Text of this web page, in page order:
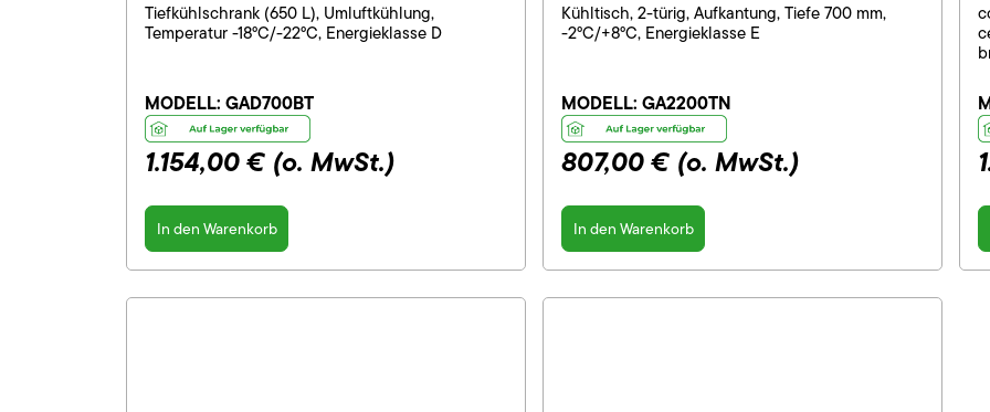
Tiefkühlschrank (650 L), Umluftkühlung,
Temperatur -18°C/-22°C, Energieklasse D
MODELL: GAD700BT
1.154,00 € (o. MwSt.)
In den Warenkorb
Kühltisch, 2-türig, Aufkantung, Tiefe 700 mm,
-2°C/+8°C, Energieklasse E
MODELL: GA2200TN
807,00 € (o. MwSt.)
In den Warenkorb